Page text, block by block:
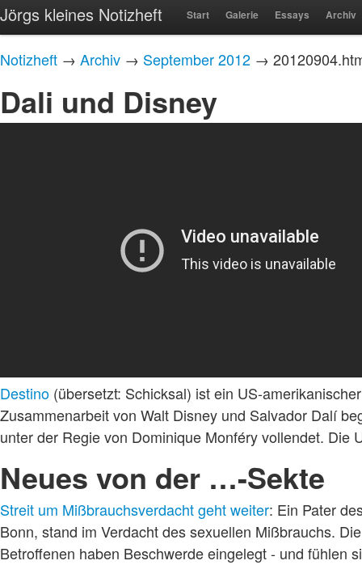
Jörgs kleines Notizheft Start Galerie Essays Archiv
Notizheft → Archiv → September 2012 →
Dali und Disney
Destino (übersetzt: Schicksal) ist ein US-
Zusammenarbeit von Walt Disney und Salvador Dalí
unter der Regie von Dominique Monféry vollendet. Die
Neues von der …-Sekte
Streit um Mißbrauchsverdacht geht weiter: Ein Pater
Bonn, stand im Verdacht des sexuellen Mißbrauchs.
Betroffenen haben Beschwerde eingelegt - und fühlen